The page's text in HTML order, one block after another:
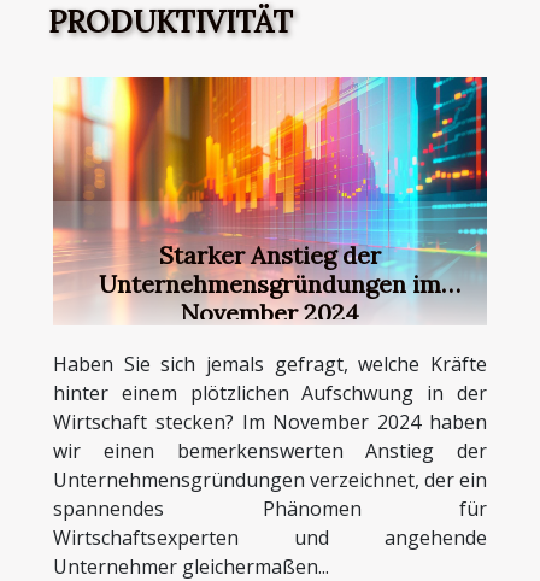
PRODUKTIVITÄT
Starker Anstieg der
Unternehmensgründungen im
November 2024
Haben Sie sich jemals gefragt, welche Kräfte
hinter einem plötzlichen Aufschwung in der
Wirtschaft stecken? Im November 2024 haben
wir einen bemerkenswerten Anstieg der
Unternehmensgründungen verzeichnet, der ein
spannendes Phänomen für
Wirtschaftsexperten und angehende
Unternehmer gleichermaßen...